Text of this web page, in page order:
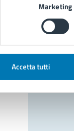
Marketing
Accetta tutti